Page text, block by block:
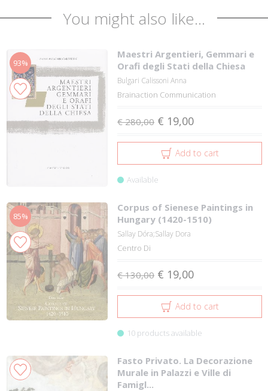
You might also like...
93%
Maestri Argentieri, Gemmari e
Orafi degli Stati della Chiesa
Bulgari Calissoni Anna
Brainaction Communication
€ 280,00 € 19,00
Add to cart
Available
85%
Corpus of Sienese Paintings in
Hungary (1420-1510)
Sallay Dóra;Sallay Dora
Centro Di
€ 130,00 € 19,00
Add to cart
10 products available
Fasto Privato. La Decorazione
Murale in Palazzi e Ville di
Famigl...